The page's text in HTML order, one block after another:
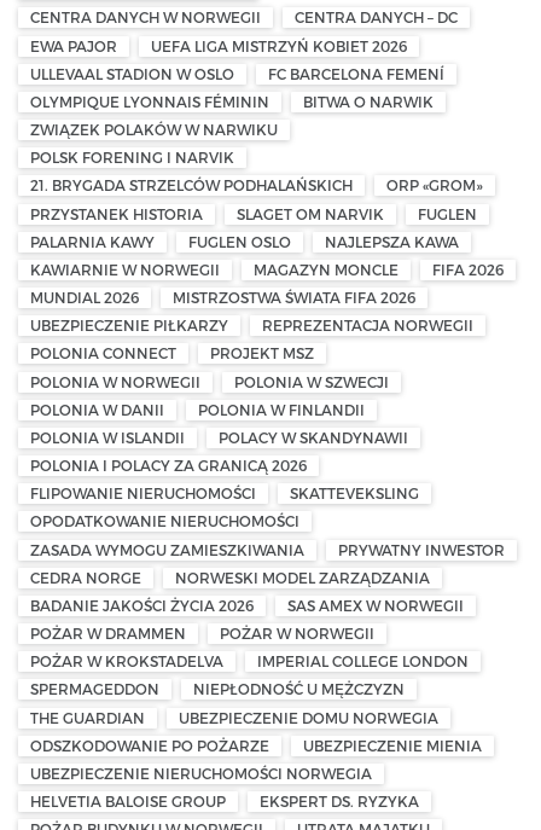
CENTRA DANYCH W NORWEGII
CENTRA DANYCH – DC
EWA PAJOR
UEFA LIGA MISTRZYŃ KOBIET 2026
ULLEVAAL STADION W OSLO
FC BARCELONA FEMENÍ
OLYMPIQUE LYONNAIS FÉMININ
BITWA O NARWIK
ZWIĄZEK POLAKÓW W NARWIKU
POLSK FORENING I NARVIK
21. BRYGADA STRZELCÓW PODHALAŃSKICH
ORP «GROM»
PRZYSTANEK HISTORIA
SLAGET OM NARVIK
FUGLEN
PALARNIA KAWY
FUGLEN OSLO
NAJLEPSZA KAWA
KAWIARNIE W NORWEGII
MAGAZYN MONCLE
FIFA 2026
MUNDIAL 2026
MISTRZOSTWA ŚWIATA FIFA 2026
UBEZPIECZENIE PIŁKARZY
REPREZENTACJA NORWEGII
POLONIA CONNECT
PROJEKT MSZ
POLONIA W NORWEGII
POLONIA W SZWECJI
POLONIA W DANII
POLONIA W FINLANDII
POLONIA W ISLANDII
POLACY W SKANDYNAWII
POLONIA I POLACY ZA GRANICĄ 2026
FLIPOWANIE NIERUCHOMOŚCI
SKATTEVEKSLING
OPODATKOWANIE NIERUCHOMOŚCI
ZASADA WYMOGU ZAMIESZKIWANIA
PRYWATNY INWESTOR
CEDRA NORGE
NORWESKI MODEL ZARZĄDZANIA
BADANIE JAKOŚCI ŻYCIA 2026
SAS AMEX W NORWEGII
POŻAR W DRAMMEN
POŻAR W NORWEGII
POŻAR W KROKSTADELVA
IMPERIAL COLLEGE LONDON
SPERMAGEDDON
NIEPŁODNOŚĆ U MĘŻCZYZN
THE GUARDIAN
UBEZPIECZENIE DOMU NORWEGIA
ODSZKODOWANIE PO POŻARZE
UBEZPIECZENIE MIENIA
UBEZPIECZENIE NIERUCHOMOŚCI NORWEGIA
HELVETIA BALOISE GROUP
EKSPERT DS. RYZYKA